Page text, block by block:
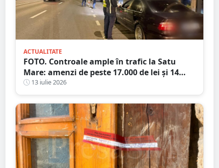
ACTUALITATE
FOTO. Controale ample în trafic la Satu
Mare: amenzi de peste 17.000 de lei și 14
certificate de înmatriculare reținute. Trei
șoferi s-au ales cu dosare penale
13 iulie 2026